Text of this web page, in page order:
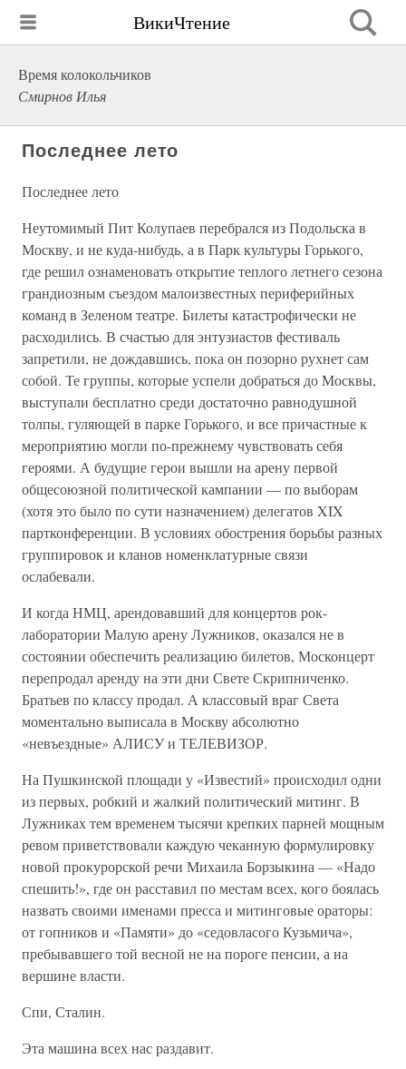
ВикиЧтение
Время колокольчиков
Смирнов Илья
Последнее лето
Последнее лето
Неутомимый Пит Колупаев перебрался из Подольска в
Москву, и не куда-нибудь, а в Парк культуры Горького,
где решил ознаменовать открытие теплого летнего сезона
грандиозным съездом малоизвестных периферийных
команд в Зеленом театре. Билеты катастрофически не
расходились. В счастью для энтузиастов фестиваль
запретили, не дождавшись, пока он позорно рухнет сам
собой. Те группы, которые успели добраться до Москвы,
выступали бесплатно среди достаточно равнодушной
толпы, гуляющей в парке Горького, и все причастные к
мероприятию могли по-прежнему чувствовать себя
героями. А будущие герои вышли на арену первой
общесоюзной политической кампании — по выборам
(хотя это было по сути назначением) делегатов XIX
партконференции. В условиях обострения борьбы разных
группировок и кланов номенклатурные связи
ослабевали.
И когда НМЦ, арендовавший для концертов рок-
лаборатории Малую арену Лужников, оказался не в
состоянии обеспечить реализацию билетов, Москонцерт
перепродал аренду на эти дни Свете Скрипниченко.
Братьев по классу продал. А классовый враг Света
моментально выписала в Москву абсолютно
«невъездные» АЛИСУ и ТЕЛЕВИЗОР.
На Пушкинской площади у «Известий» происходил одни
из первых, робкий и жалкий политический митинг. В
Лужниках тем временем тысячи крепких парней мощным
ревом приветствовали каждую чеканную формулировку
новой прокурорской речи Михаила Борзыкина — «Надо
спешить!», где он расставил по местам всех, кого боялась
назвать своими именами пресса и митинговые ораторы:
от гопников и «Памяти» до «седовласого Кузьмича»,
пребывавшего той весной не на пороге пенсии, а на
вершине власти.
Спи, Сталин.
Эта машина всех нас раздавит.